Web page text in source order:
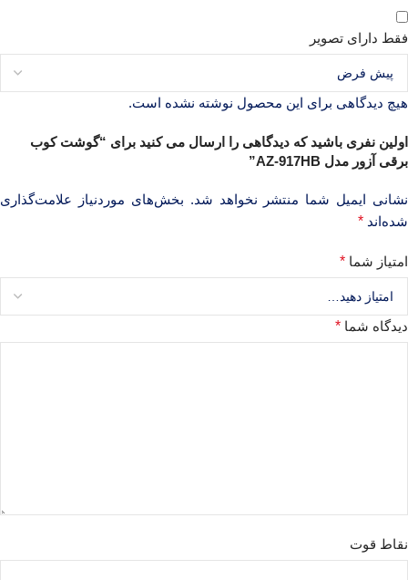
فقط دارای تصویر
هیچ دیدگاهی برای این محصول نوشته نشده است.
اولین نفری باشید که دیدگاهی را ارسال می کنید برای “گوشت کوب
برقی آزور مدل AZ-917HB”
نشانی ایمیل شما منتشر نخواهد شد. بخش‌های موردنیاز علامت‌گذاری
شده‌اند *
امتیاز شما *
دیدگاه شما *
نقاط قوت